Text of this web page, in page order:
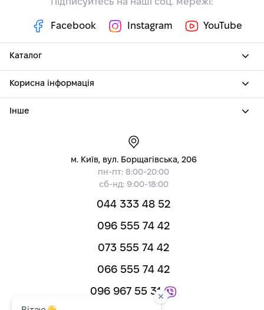
Підписуйтесь на наші соц. мережі:
Facebook Instagram YouTube
Каталог
Корисна інформація
Інше
м. Київ, вул. Борщагівська, 206
пн-пт: 8:00-20:00
сб-нд: 9:00-18:00
044 333 48 52
096 555 74 42
073 555 74 42
066 555 74 42
096 967 55 31